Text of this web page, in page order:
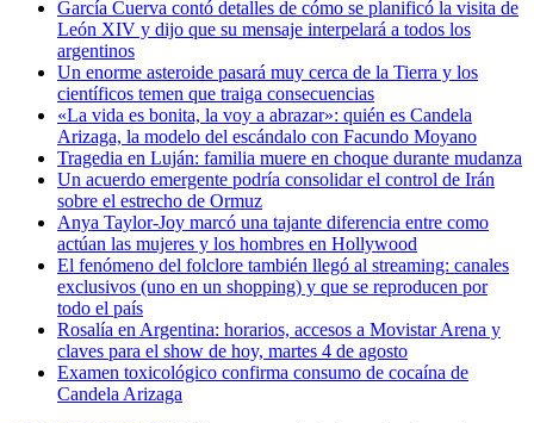
García Cuerva contó detalles de cómo se planificó la visita de
León XIV y dijo que su mensaje interpelará a todos los
argentinos
Un enorme asteroide pasará muy cerca de la Tierra y los
científicos temen que traiga consecuencias
«La vida es bonita, la voy a abrazar»: quién es Candela
Arizaga, la modelo del escándalo con Facundo Moyano
Tragedia en Luján: familia muere en choque durante mudanza
Un acuerdo emergente podría consolidar el control de Irán
sobre el estrecho de Ormuz
Anya Taylor-Joy marcó una tajante diferencia entre como
actúan las mujeres y los hombres en Hollywood
El fenómeno del folclore también llegó al streaming: canales
exclusivos (uno en un shopping) y que se reproducen por
todo el país
Rosalía en Argentina: horarios, accesos a Movistar Arena y
claves para el show de hoy, martes 4 de agosto
Examen toxicológico confirma consumo de cocaína de
Candela Arizaga